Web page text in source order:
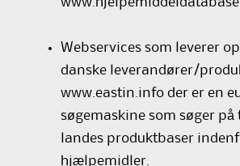
Webservices som leverer
danske leverandører/
www.eastin.info der er en
søgemaskine som søger
landes produktbaser
hjælpemidler.